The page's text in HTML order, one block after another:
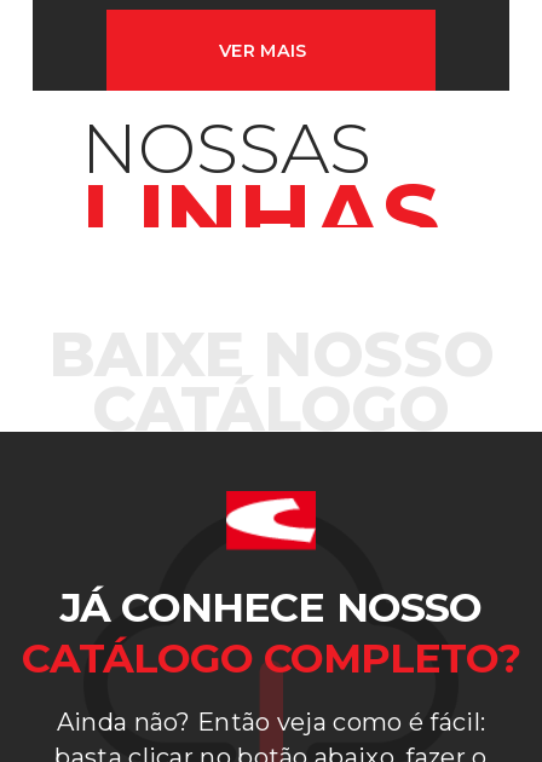
NOSSAS
LINHAS
VER MAIS
JÁ CONHECE NOSSO
CATÁLOGO COMPLETO?
Ainda não? Então veja como é fácil: